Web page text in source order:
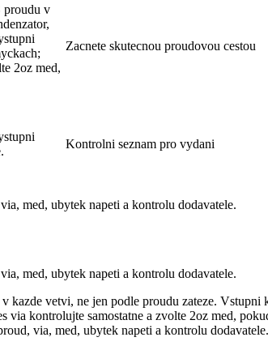
proudu v
2oz med,
Zacnete skutecnou proudovou cestou
Kontrolni seznam pro vydani
med, ubytek napeti a kontrolu dodavatele.
med, ubytek napeti a kontrolu dodavatele.
vetvi, ne jen podle proudu zateze.
kontrolujte samostatne a zvolte 2oz med,
via, med, ubytek napeti a kontrolu dodavatele.